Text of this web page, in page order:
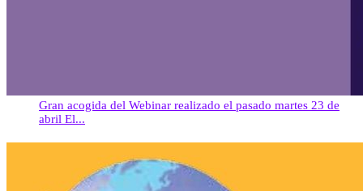
Gran acogida del Webinar realizado el pasado martes 23 de
abril El...